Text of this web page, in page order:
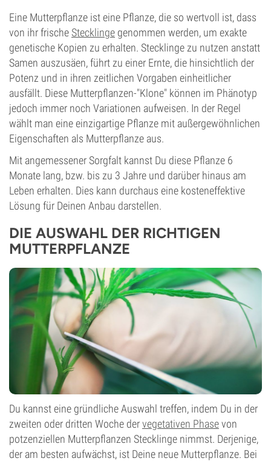
Eine Mutterpflanze ist eine Pflanze, die so wertvoll ist, dass
von ihr frische Stecklinge genommen werden, um exakte
genetische Kopien zu erhalten. Stecklinge zu nutzen anstatt
Samen auszusäen, führt zu einer Ernte, die hinsichtlich der
Potenz und in ihren zeitlichen Vorgaben einheitlicher
ausfällt. Diese Mutterpflanzen-"Klone" können im Phänotyp
jedoch immer noch Variationen aufweisen. In der Regel
wählt man eine einzigartige Pflanze mit außergewöhnlichen
Eigenschaften als Mutterpflanze aus.
Mit angemessener Sorgfalt kannst Du diese Pflanze 6
Monate lang, bzw. bis zu 3 Jahre und darüber hinaus am
Leben erhalten. Dies kann durchaus eine kosteneffektive
Lösung für Deinen Anbau darstellen.
DIE AUSWAHL DER RICHTIGEN
MUTTERPFLANZE
Du kannst eine gründliche Auswahl treffen, indem Du in der
zweiten oder dritten Woche dervegetativen Phasevon
potzenziellen Mutterpflanzen Stecklinge nimmst. Derjenige,
der am besten aufwächst, ist Deine neue Mutterpflanze. Bei